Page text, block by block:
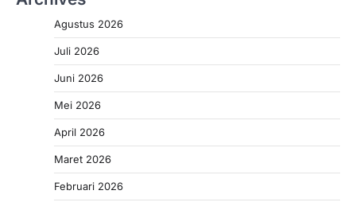
Agustus 2026
Juli 2026
Juni 2026
Mei 2026
April 2026
Maret 2026
Februari 2026